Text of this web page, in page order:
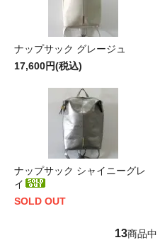
ナップサック グレージュ
17,600円(税込)
ナップサック シャイニーグレ
イ
SOLD OUT
13商品中